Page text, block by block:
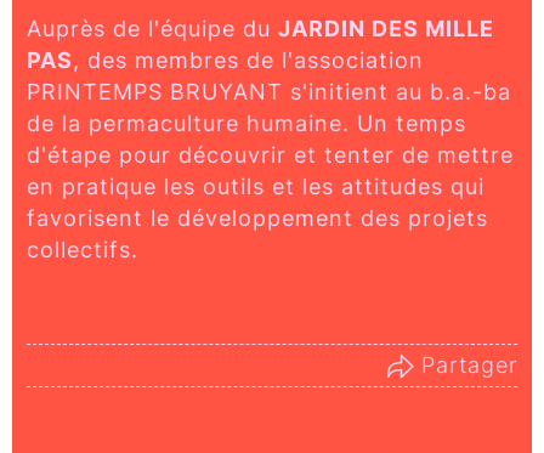
Auprès de l'équipe du JARDIN DES MILLE
PAS, des membres de l'association
PRINTEMPS BRUYANT s'initient au b.a.-ba
de la permaculture humaine. Un temps
d'étape pour découvrir et tenter de mettre
en pratique les outils et les attitudes qui
favorisent le développement des projets
collectifs.
Partager